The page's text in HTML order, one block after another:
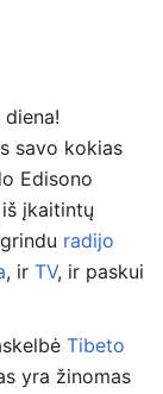
diena!
savo kokias
Edisono
įkaitintų
radijo
, ir TV, ir paskui
Tibeto
yra žinomas